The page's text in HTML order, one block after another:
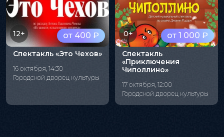
от 400 ₽
12+
Спектакль «Это Чехов»
16 октября, 14:30
Городской дворец культуры
от 1 000 ₽
0+
Спектакль
«Приключения
Чиполлино»
17 октября, 12:00
Городской дворец культуры